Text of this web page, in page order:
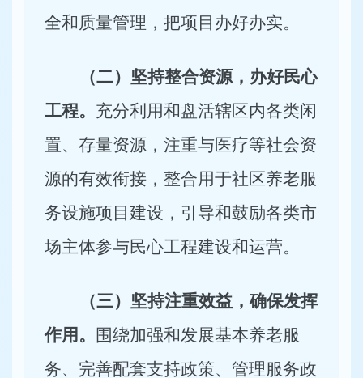
全和质量管理，把项目办好办实。
（二）坚持整合资源，办好民心
工程。 充分利用和盘活辖区内各类闲
置、存量资源，注重与医疗等社会资
源的有效衔接，整合用于社区养老服
务设施项目建设，引导和鼓励各类市
场主体参与民心工程建设和运营。
（三）坚持注重效益，确保发挥
作用。
围绕加强和发展基本养老服
务、完善配套支持政策、管理服务政